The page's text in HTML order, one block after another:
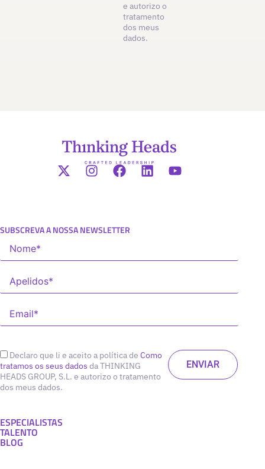
e autorizo o
tratamento
dos meus
dados.
SUBSCREVA A NOSSA NEWSLETTER
Declaro que li e aceito a política de Como
tratamos os seus dados da THINKING
HEADS GROUP, S.L. e autorizo o tratamento
dos meus dados.
ESPECIALISTAS
TALENTO
BLOG